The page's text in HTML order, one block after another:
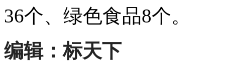
36个、绿色食品8个。
编辑：标天下